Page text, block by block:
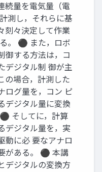
続量を電気量（電
測し，それらに基
刻々決定して作業
。 ⚫ また，ロボ
御する方法は，コ
デジタル制 御が主
の場合，計測した
ログ量を，コン ピ
デジタル量に変換
そしてに，計算
デジタル量を，実
動に必 要なアナロ
がある。 ⚫ 本講
デジタルの変換方